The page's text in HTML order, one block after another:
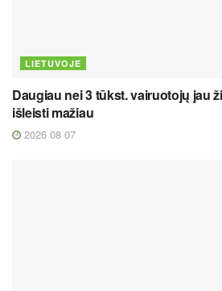
LIETUVOJE
Daugiau nei 3 tūkst. vairuotojų jau
išleisti mažiau
2026 08 07